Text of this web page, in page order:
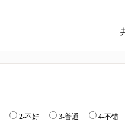
2-不好 3-普通 4-不错